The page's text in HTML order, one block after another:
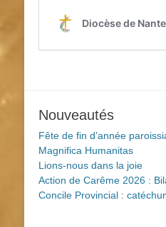
Nouveautés
Fête de fin d’année
Magnifica Humanitas
Lions-nous dans la joie
Action de Carême 2026 :
Concile Provincial :